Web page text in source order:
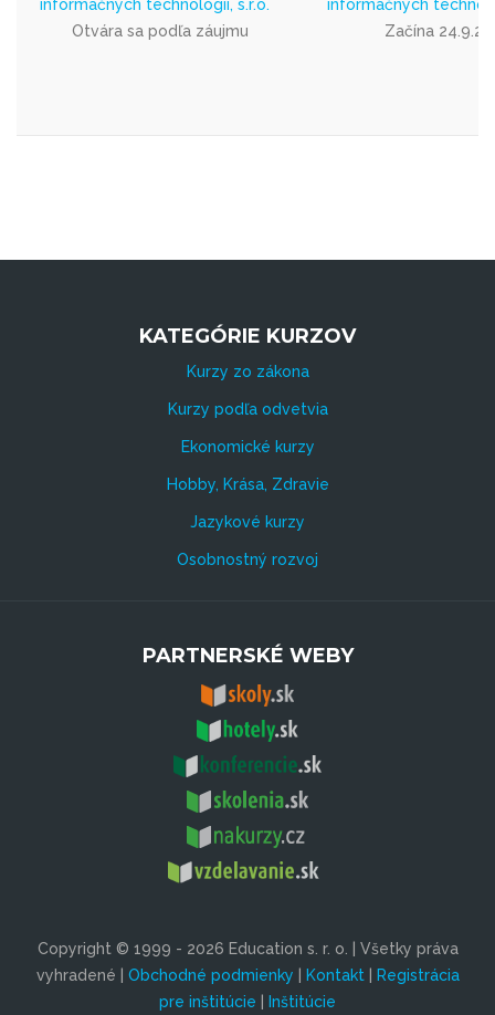
informačných technológií, s.r.o.
Otvára sa podľa záujmu
informačných
Začína
KATEGÓRIE KURZOV
Kurzy zo zákona
Kurzy podľa odvetvia
Ekonomické kurzy
Hobby, Krása, Zdravie
Jazykové kurzy
Osobnostný rozvoj
PARTNERSKÉ WEBY
Copyright © 1999 - 2026 Education s. r. o. | Všetky práva
vyhradené | Obchodné podmienky | Kontakt| Registrácia
pre inštitúcie | Inštitúcie